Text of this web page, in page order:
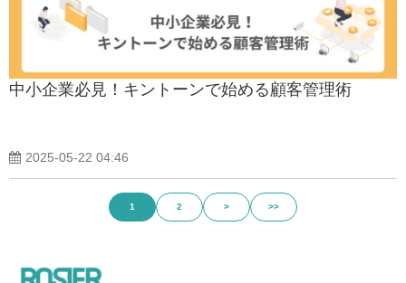
中小企業必見！キントーンで始める顧客管理術
2025-05-22 04:46
1 2 > >>